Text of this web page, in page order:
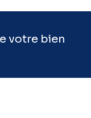
votre bien